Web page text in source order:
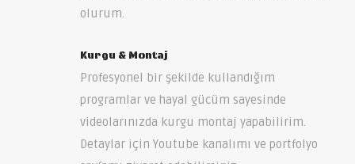
olurum.
Kurgu & Montaj
Profesyonel bir şekilde kullandığım
programlar ve hayal gücüm sayesinde
videolarınızda kurgu montaj yapabilirim.
Detaylar için Youtube kanalımı ve portfolyo